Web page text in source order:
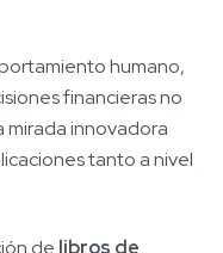
humano,
financieras no
mirada innovadora
tanto a nivel
de libros de